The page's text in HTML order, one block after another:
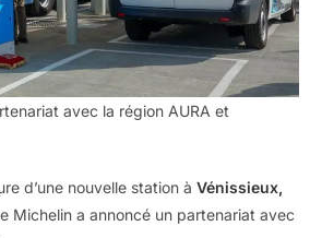
avec la région AURA et
d’une nouvelle station à Vénissieux,
Michelin a annoncé un partenariat avec